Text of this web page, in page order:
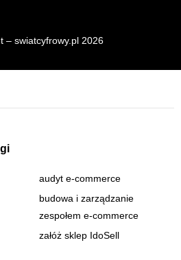
– swiatcyfrowy.pl 2026
audyt e-commerce
budowa i zarządzanie
zespołem e-commerce
załóż sklep IdoSell